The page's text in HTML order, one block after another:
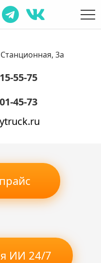
3а
55-75
45-73
ИИ 24/7